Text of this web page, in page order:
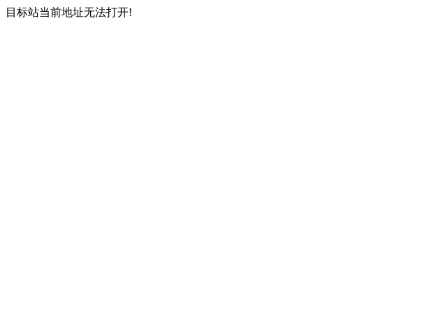
目标站当前地址无法打开!